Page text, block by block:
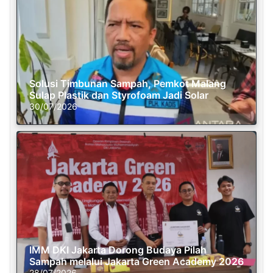
Solusi Timbunan Sampah, Pemkot Malang
Sulap Plastik dan Styrofoam Jadi Solar
30/07/2026
IMM DKI Jakarta Dorong Budaya Pilah
Sampah melalui Jakarta Green Academy 2026